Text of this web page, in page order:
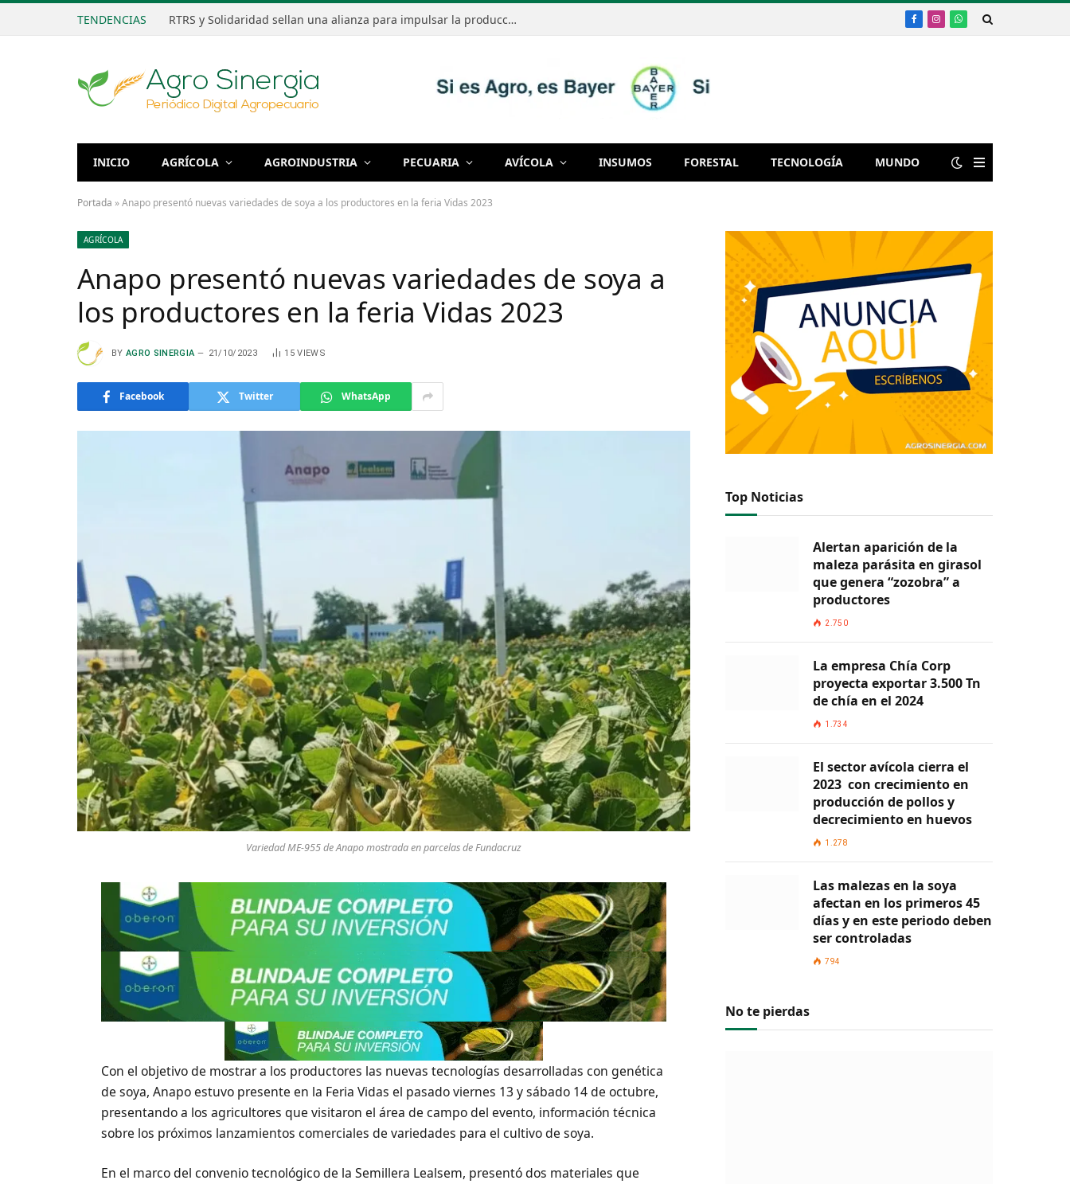
TENDENCIAS RTRS y Solidaridad sellan una alianza para impulsar la producción responsable de soja Facebook
Instagram
WhatsApp
INICIO AGRÍCOLA AGROINDUSTRIA PECUARIA AVÍCOLA INSUMOS FORESTAL TECNOLOGÍA MUNDO
Portada »Anapo presentó nuevas variedades de soya a los productores en la feria Vidas 2023
AGRÍCOLA
Anapo presentó nuevas variedades de soya a
los productores en la feria Vidas 2023
BY AGRO SINERGIA 21/10/2023 15VIEWS
Facebook Twitter WhatsApp
Variedad ME-955 de Anapo mostrada en parcelas de Fundacruz
Con el objetivo de mostrar a los productores las nuevas tecnologías desarrolladas con genética
de soya, Anapo estuvo presente en la Feria Vidas el pasado viernes 13 y sábado 14 de octubre,
presentando a los agricultores que visitaron el área de campo del evento, información técnica
sobre los próximos lanzamientos comerciales de variedades para el cultivo de soya.
En el marco del convenio tecnológico de la Semillera Lealsem, presentó dos materiales que
Top Noticias
Alertan aparición de la
maleza parásita en girasol
que genera “zozobra” a
productores
2.750
La empresa Chía Corp
proyecta exportar 3.500 Tn
de chía en el 2024
1.734
El sector avícola cierra el
2023 con crecimiento en
producción de pollos y
decrecimiento en huevos
1.278
Las malezas en la soya
afectan en los primeros 45
días y en este periodo deben
ser controladas
794
No te pierdas